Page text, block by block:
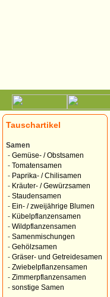
Tauschartikel
Samen
- Gemüse- / Obstsamen
- Tomatensamen
- Paprika- / Chilisamen
- Kräuter- / Gewürzsamen
- Staudensamen
- Ein- / zweijährige Blumen
- Kübelpflanzensamen
- Wildpflanzensamen
- Samenmischungen
- Gehölzsamen
- Gräser- und Getreidesamen
- Zwiebelpflanzensamen
- Zimmerpflanzensamen
- sonstige Samen